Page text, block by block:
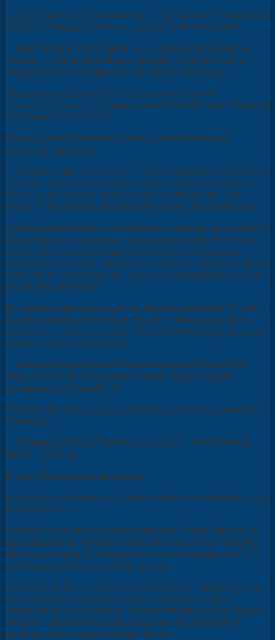
А Дед Мороз как раз мимо идёт. Странный! С Кумушкой
и Веткой поздоровался, но смотрит как-то недобро.
— Надо срочно что-то делать, — сказала собака Ветка
сороке. – Иначе Дед Мороз приедет к детям злой и
сердитый. Да и подарки такие никому не нужны.
Задумалась собака Ветка. С дворнягой Топой
посоветовалась, со сторожевым Бураном тоже. Каждый
советовал что-то своё.
Ночью собаке Ветке не спалось. Она потихоньку
покинула свой дом.
— Собака — друг человека, — рассуждала про себя Ветка.
– И мне надо помочь людям. Они не должны видеть
злого Деда Мороза. Ясно, что кто-то подменил ему
посох, и тем самым заколдовал самого Деда Мороза!
Собака направилась в сторону леса. Вскоре она увидела
Деда Мороза. Он смотрел на звездное небо. Его посох
стоял у большой раскидистой ели. Ветка бесшумно
подошла к посоху и понюхала его. Запах показался Ветке
знакомым. Но вспомнить, кому он принадлежит, она не
могла. Как же быть?
Но, сделав несколько шагов, Ветка вспомнила. Это был
запах Кикиморы болотной. Когда-то Ветка охотилась
недалеко от болота, и встретила там Кикимору. Её запах
чуткая собака и запомнила.
— Кикимора из вредности решила испортить детям
Новый год. Она и подменила посох Деду Морозу! —
догадалась собака Ветка.
Позвала Ветка своих друзей, собак, и они отправились к
Кикиморе.
— Возвращай Деду Морозу его посох! – потребовала
Ветка. – А не то…
И все собаки разом зарычали.
Испугалась Кикимора и отдала собакам настоящий посох
Деда Мороза.
А Ветка со своими друзьями пришла к Деду Морозу и
рассказала ему, что случилось с его посохом. Взял Дед
Мороз в руки свой любимый посох и погладил его. А
заколдованный посох вмиг пропал.
Собрал Дед Мороз для детей настоящие подарки, сел в
сани, и собаки сами повезли его к детям. А там и
праздник вскоре начался. И дети плясали, и Дед Мороз
плясал и сорока Кумушка и друзья-собаки тоже. А
веселее всех плясала собака Ветка!